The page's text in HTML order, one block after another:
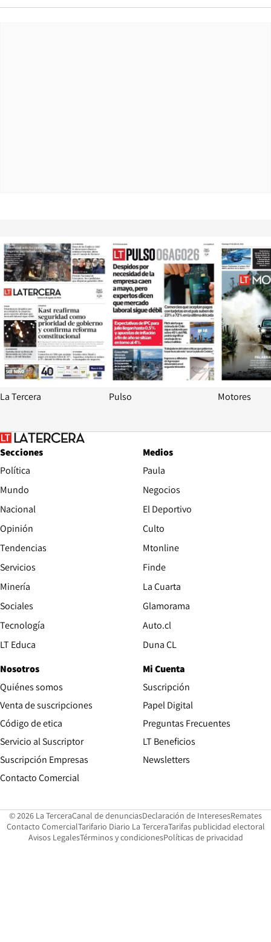
Opens in new window
La Tercera
Opens in
Pulso Motores
Secciones
Política
Mundo
Nacional
Opinión
Tendencias
Servicios
Minería
Sociales
Tecnología
LT Educa
Medios
Paula
Negocios
El Deportivo
Culto
Mtonline
Finde
La Cuarta
Glamorama
Auto.cl
Duna CL
Nosotros
Quiénes somos
Venta de suscripciones
Código de etica Opens in new window
Servicio al Suscriptor
Suscripción Empresas
Contacto Comercial
Mi Cuenta
Suscripción
Papel Digital
Preguntas Frecuentes
LT Beneficios
Newsletters
© 2026 La TerceraCanal de denunciasOpens in new window
Declaración de InteresesOpens in
Remates
Contacto ComercialOpens in new window
Tarifario Diario La TerceraOpens in new window
Tarifas publicidad electoral
Avisos LegalesOpens in new window
Términos y condicionesPolíticas de privacidad